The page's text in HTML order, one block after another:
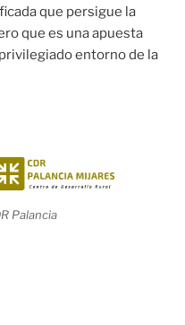
que persigue la
que es una apuesta
entorno de la
Palancia